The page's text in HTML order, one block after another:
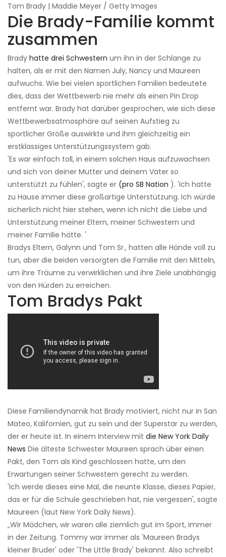
Tom Brady | Maddie Meyer / Getty Images
Die Brady-Familie kommt
zusammen
Brady hatte drei Schwestern um ihn in der Schlange zu
halten, als er mit den Namen July, Nancy und Maureen
aufwuchs. Wie bei vielen sportlichen Familien bedeutete
dies, dass der Wettbewerb nie mehr als einen Pin Drop
entfernt war. Brady hat darüber gesprochen, wie sich diese
Wettbewerbsatmosphäre auf seinen Aufstieg zu
sportlicher Größe auswirkte und ihm gleichzeitig ein
erstklassiges Unterstützungssystem gab.
'Es war einfach toll, in einem solchen Haus aufzuwachsen
und sich von deiner Mutter und deinem Vater so
unterstützt zu fühlen', sagte er (pro SB Nation ). 'Ich hatte
zu Hause immer diese großartige Unterstützung. Ich würde
sicherlich nicht hier stehen, wenn ich nicht die Liebe und
Unterstützung meiner Eltern, meiner Schwestern und
meiner Familie hätte. '
Bradys Eltern, Galynn und Tom Sr., hatten alle Hände voll zu
tun, aber die beiden versorgten die Familie mit den Mitteln,
um ihre Träume zu verwirklichen und ihre Ziele unabhängig
von den Hürden zu erreichen.
Tom Bradys Pakt
Diese Familiendynamik hat Brady motiviert, nicht nur in San
Mateo, Kalifornien, gut zu sein und der Superstar zu werden,
der er heute ist. In einem Interview mit die New York Daily
News Die älteste Schwester Maureen sprach über einen
Pakt, den Tom als Kind geschlossen hatte, um den
Erwartungen seiner Schwestern gerecht zu werden.
'Ich werde dieses eine Mal, die neunte Klasse, dieses Papier,
das er für die Schule geschrieben hat, nie vergessen', sagte
Maureen (laut New York Daily News).
„Wir Mädchen, wir waren alle ziemlich gut im Sport, immer
in der Zeitung. Tommy war immer als 'Maureen Bradys
kleiner Bruder' oder 'The Little Brady' bekannt. Also schreibt